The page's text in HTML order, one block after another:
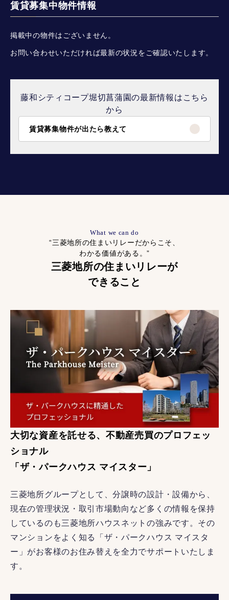
賃貸募集中物件情報
掲載中の物件はございません。
お問い合わせいただければ最新の状況をご確認いたします。
藤和シティコープ堀切菖蒲園の最新情報はこちら
から
賃貸募集物件が出たら教えて
What we can do
“三菱地所の住まいリレーだからこそ、
わかる価値がある。”
三菱地所の住まいリレーが
できること
大切な資産を託せる、不動産売買のプロフェッ
ショナル
「ザ・パークハウス マイスター」
三菱地所グループとして、分譲時の設計・設備から、
現在の管理状況・取引市場動向など多くの情報を保持
しているのも三菱地所ハウスネットの強みです。その
マンションをよく知る「ザ・パークハウス マイスタ
ー」がお客様のお住み替えを全力でサポートいたしま
す。